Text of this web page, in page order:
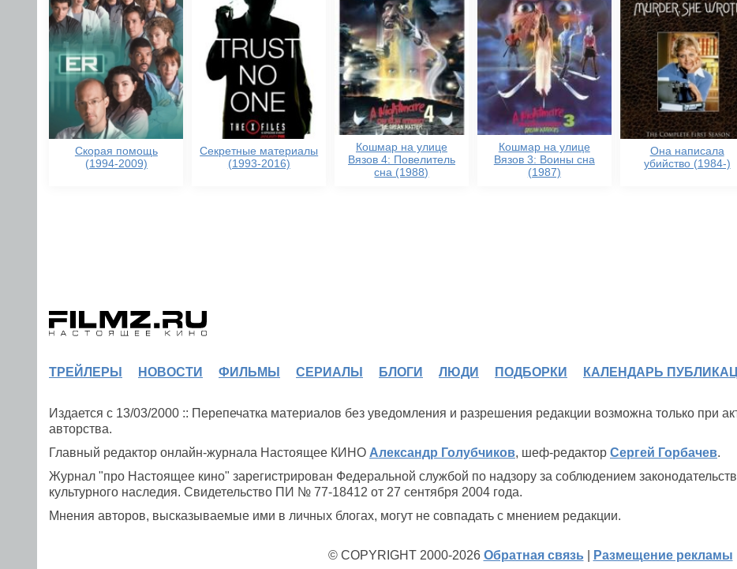
Скорая помощь
(1994-2009)
Секретные материалы
(1993-2016)
Кошмар на улице
Вязов 4: Повелитель
сна (1988)
Кошмар на улице
Вязов 3: Воины сна
(1987)
Она написала
убийство (1984-)
ТРЕЙЛЕРЫ НОВОСТИ ФИЛЬМЫ СЕРИАЛЫ БЛОГИ ЛЮДИ ПОДБОРКИ КАЛЕНДАРЬ
Издается с 13/03/2000 :: Перепечатка материалов без уведомления и разрешения редакции возможна только при
авторства.
Главный редактор онлайн-журнала Настоящее КИНО Александр Голубчиков, шеф-редактор Сергей Горбачев.
Журнал "про Настоящее кино" зарегистрирован Федеральной службой по надзору за соблюдением
культурного наследия. Свидетельство ПИ № 77-18412 от 27 сентября 2004 года.
Мнения авторов, высказываемые ими в личных блогах, могут не совпадать с мнением редакции.
© COPYRIGHT 2000-2026 Обратная связь Размещение рекламы